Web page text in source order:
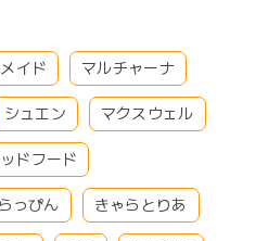
イド マルチャーナ
シュエン マクスウェル
ッドフード
っぴん きゃらとりあ